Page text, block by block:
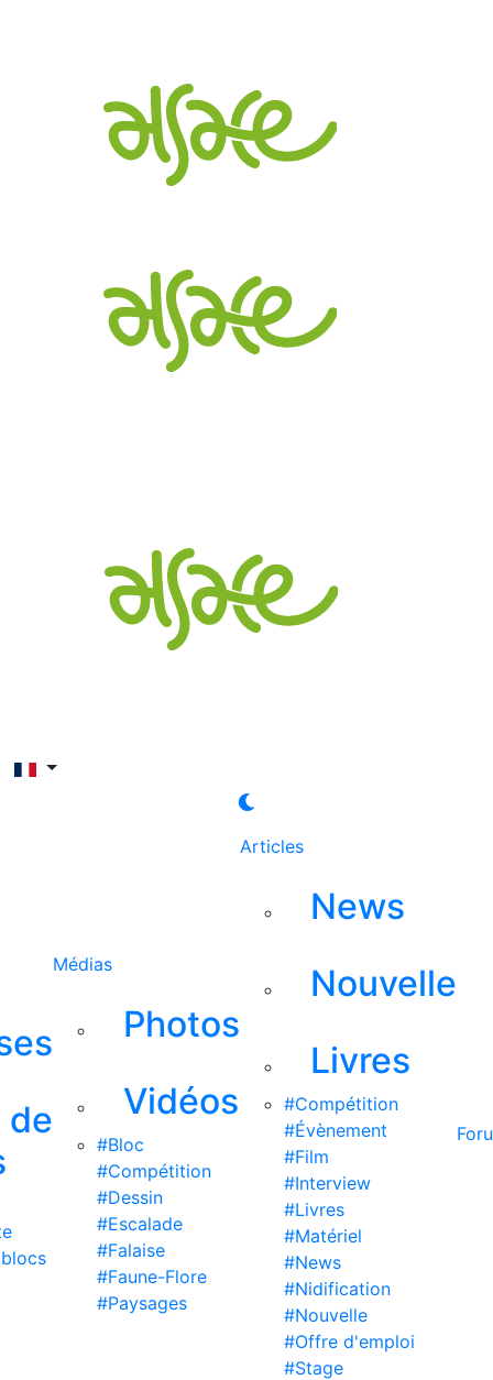
de
Médias
Photos
Vidéos
#Bloc
#Compétition
#Dessin
#Escalade
#Falaise
#Faune-Flore
#Paysages
Articles
News
Nouvelle
Livres
#Compétition
#Évènement
#Film
#Interview
#Livres
#Matériel
#News
#Nidification
#Nouvelle
#Offre d'emploi
#Stage